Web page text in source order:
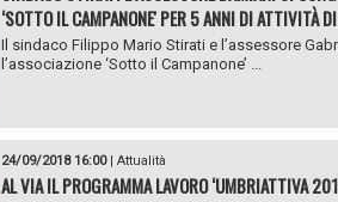
‘SOTTO IL CAMPANONE' PER 5 ANNI DI ATTIVITÀ
Il sindaco Filippo Mario Stirati e l’assessore
l’associazione ‘Sotto il Campanone’ ...
24/09/2018 16:00| Attualità
AL VIA IL PROGRAMMA LAVORO ‘UMBRIATTIVA